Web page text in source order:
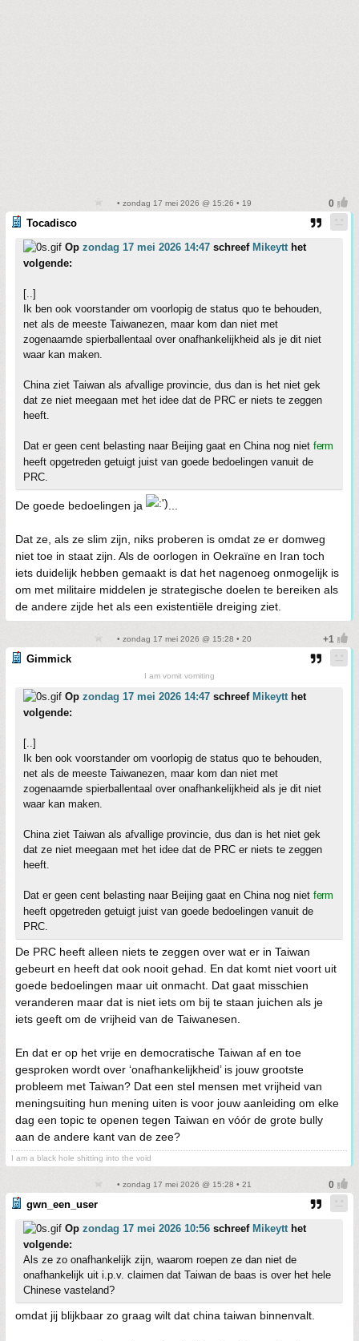
• zondag 17 mei 2026 @ 15:26 • 19
Tocadisco
Op zondag 17 mei 2026 14:47 schreef Mikeytt het
volgende:
[..]
Ik ben ook voorstander om voorlopig de status quo te behouden,
net als de meeste Taiwanezen, maar kom dan niet met
zogenaamde spierballentaal over onafhankelijkheid als je dit niet
waar kan maken.
China ziet Taiwan als afvallige provincie, dus dan is het niet gek
dat ze niet meegaan met het idee dat de PRC er niets te zeggen
heeft.
Dat er geen cent belasting naar Beijing gaat en China nog niet ferm
heeft opgetreden getuigt juist van goede bedoelingen vanuit de
PRC.
De goede bedoelingen ja
Dat ze, als ze slim zijn, niks proberen is omdat ze er domweg
niet toe in staat zijn. Als de oorlogen in Oekraïne en Iran toch
iets duidelijk hebben gemaakt is dat het nagenoeg onmogelijk is
om met militaire middelen je strategische doelen te bereiken als
de andere zijde het als een existentiële dreiging ziet.
• zondag 17 mei 2026 @ 15:28 • 20
Gimmick
I am vomit vomiting
Op zondag 17 mei 2026 14:47 schreef Mikeytt het
volgende:
[..]
Ik ben ook voorstander om voorlopig de status quo te behouden,
net als de meeste Taiwanezen, maar kom dan niet met
zogenaamde spierballentaal over onafhankelijkheid als je dit niet
waar kan maken.
China ziet Taiwan als afvallige provincie, dus dan is het niet gek
dat ze niet meegaan met het idee dat de PRC er niets te zeggen
heeft.
Dat er geen cent belasting naar Beijing gaat en China nog niet ferm
heeft opgetreden getuigt juist van goede bedoelingen vanuit de
PRC.
De PRC heeft alleen niets te zeggen over wat er in Taiwan
gebeurt en heeft dat ook nooit gehad. En dat komt niet voort uit
goede bedoelingen maar uit onmacht. Dat gaat misschien
veranderen maar dat is niet iets om bij te staan juichen als je
iets geeft om de vrijheid van de Taiwanesen.
En dat er op het vrije en democratische Taiwan af en toe
gesproken wordt over ‘onafhankelijkheid’ is jouw grootste
probleem met Taiwan? Dat een stel mensen met vrijheid van
meningsuiting hun mening uiten is voor jouw aanleiding om elke
dag een topic te openen tegen Taiwan en vóór de grote bully
aan de andere kant van de zee?
I am a black hole shitting into the void
• zondag 17 mei 2026 @ 15:28 • 21
gwn_een_user
Op zondag 17 mei 2026 10:56 schreef Mikeytt het
volgende:
Als ze zo onafhankelijk zijn, waarom roepen ze dan niet de
onafhankelijk uit i.p.v. claimen dat Taiwan de baas is over het hele
Chinese vasteland?
omdat jij blijkbaar zo graag wilt dat china taiwan binnenvalt.